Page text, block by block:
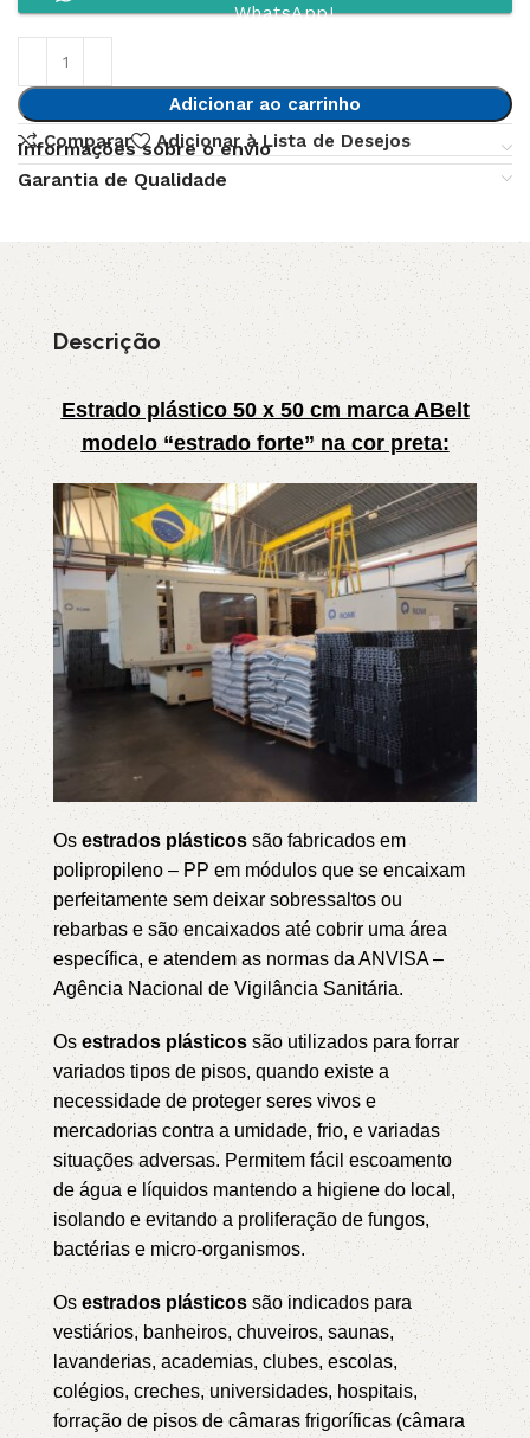
WhatsApp!
Adicionar ao carrinho
Comparar
Adicionar à Lista de Desejos
Informações sobre o envio
Garantia de Qualidade
Descrição
Estrado plástico 50 x 50 cm marca ABelt
modelo “estrado forte” na cor preta:
Osestrados plásticossão fabricados em
polipropileno – PP em módulos que se encaixam
perfeitamente sem deixar sobressaltos ou
rebarbas e são encaixados até cobrir uma área
específica, e atendem as normas da ANVISA –
Agência Nacional de Vigilância Sanitária.
Osestrados plásticos são utilizados para forrar
variados tipos de pisos, quando existe a
necessidade de proteger seres vivos e
mercadorias contra a umidade, frio, e variadas
situações adversas. Permitem fácil escoamento
de água e líquidos mantendo a higiene do local,
isolando e evitando a proliferação de fungos,
bactérias e micro-organismos.
Os estrados plásticossão indicados para
vestiários, banheiros, chuveiros, saunas,
lavanderias, academias, clubes, escolas,
colégios, creches, universidades, hospitais,
forração de pisos de câmaras frigoríficas (câmara